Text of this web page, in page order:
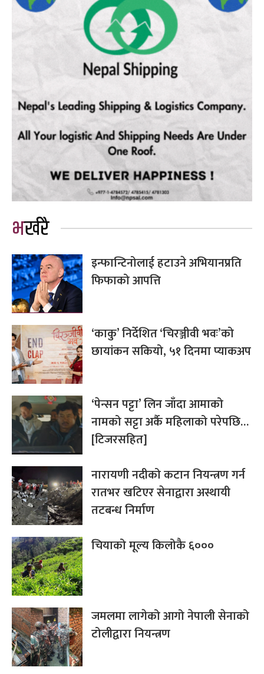
भर्खरै
इन्फान्टिनोलाई हटाउने अभियानप्रति
फिफाको आपत्ति
‘काकु’ निर्देशित ‘चिरञ्जीवी भवः’को
छायांकन सकियो, ५१ दिनमा प्याकअप
‘पेन्सन पट्टा’ लिन जाँदा आमाको
नामको सट्टा अर्कै महिलाको परेपछि…
[टिजरसहित]
नारायणी नदीको कटान नियन्त्रण गर्न
रातभर खटिएर सेनाद्वारा अस्थायी
तटबन्ध निर्माण
चियाको मूल्य किलोकै ६०००
जमलमा लागेको आगो नेपाली सेनाको
टोलीद्वारा नियन्त्रण